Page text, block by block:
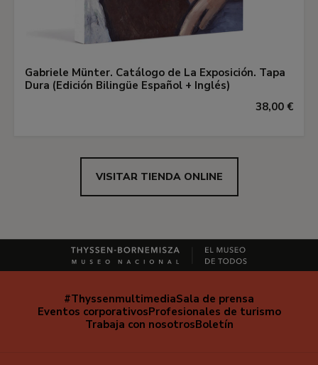
Gabriele Münter. Catálogo de La Exposición. Tapa
Dura (Edición Bilingüe Español + Inglés)
38,00 €
VISITAR TIENDA ONLINE
Navegación
secundaria
#ThyssenmultimediaSala de prensa
Eventos corporativosProfesionales de turismo
Trabaja con nosotrosBoletín